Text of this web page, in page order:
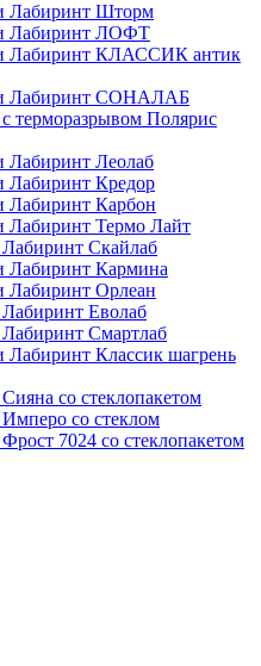
Лабиринт Шторм
Лабиринт ЛОФТ
Лабиринт КЛАССИК антик
Лабиринт СОНАЛАБ
терморазрывом Полярис
Лабиринт Леолаб
Лабиринт Кредор
Лабиринт Карбон
Лабиринт Термо Лайт
Лабиринт Скайлаб
Лабиринт Кармина
Лабиринт Орлеан
Еволаб
Лабиринт Смартлаб
Лабиринт Классик шагрень
со стеклопакетом
со стеклом
7024 со стеклопакетом